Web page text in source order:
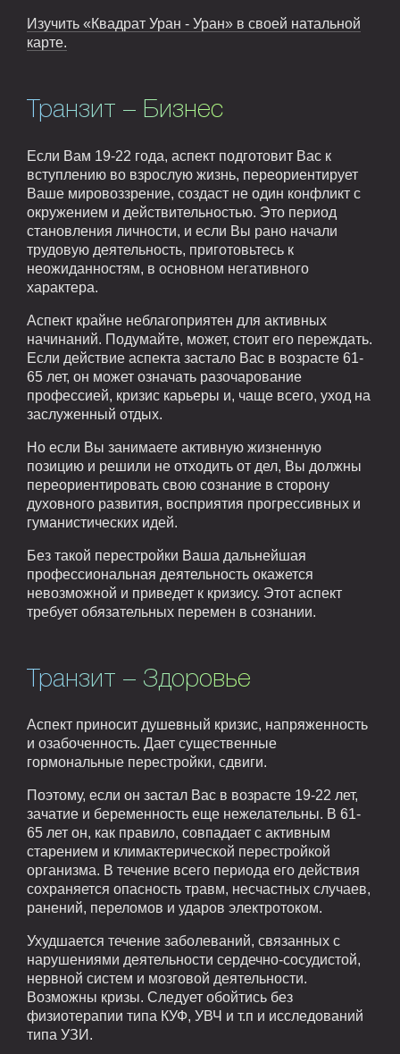
Изучить «Квадрат Уран - Уран» в своей натальной
карте.
Транзит – Бизнес
Если Вам 19-22 года, аспект подготовит Вас к
вступлению во взрослую жизнь, переориентирует
Ваше мировоззрение, создаст не один конфликт с
окружением и действительностью. Это период
становления личности, и если Вы рано начали
трудовую деятельность, приготовьтесь к
неожиданностям, в основном негативного
характера.
Аспект крайне неблагоприятен для активных
начинаний. Подумайте, может, стоит его переждать.
Если действие аспекта застало Вас в возрасте 61-
65 лет, он может означать разочарование
профессией, кризис карьеры и, чаще всего, уход на
заслуженный отдых.
Но если Вы занимаете активную жизненную
позицию и решили не отходить от дел, Вы должны
переориентировать свою сознание в сторону
духовного развития, восприятия прогрессивных и
гуманистических идей.
Без такой перестройки Ваша дальнейшая
профессиональная деятельность окажется
невозможной и приведет к кризису. Этот аспект
требует обязательных перемен в сознании.
Транзит – Здоровье
Аспект приносит душевный кризис, напряженность
и озабоченность. Дает существенные
гормональные перестройки, сдвиги.
Поэтому, если он застал Вас в возрасте 19-22 лет,
зачатие и беременность еще нежелательны. В 61-
65 лет он, как правило, совпадает с активным
старением и климактерической перестройкой
организма. В течение всего периода его действия
сохраняется опасность травм, несчастных случаев,
ранений, переломов и ударов электротоком.
Ухудшается течение заболеваний, связанных с
нарушениями деятельности сердечно-сосудистой,
нервной систем и мозговой деятельности.
Возможны кризы. Следует обойтись без
физиотерапии типа КУФ, УВЧ и т.п и исследований
типа УЗИ.